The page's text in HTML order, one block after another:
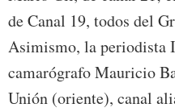
de Canal 19, todos del
Asimismo, la periodista
camarógrafo Mauricio
Unión (oriente), canal